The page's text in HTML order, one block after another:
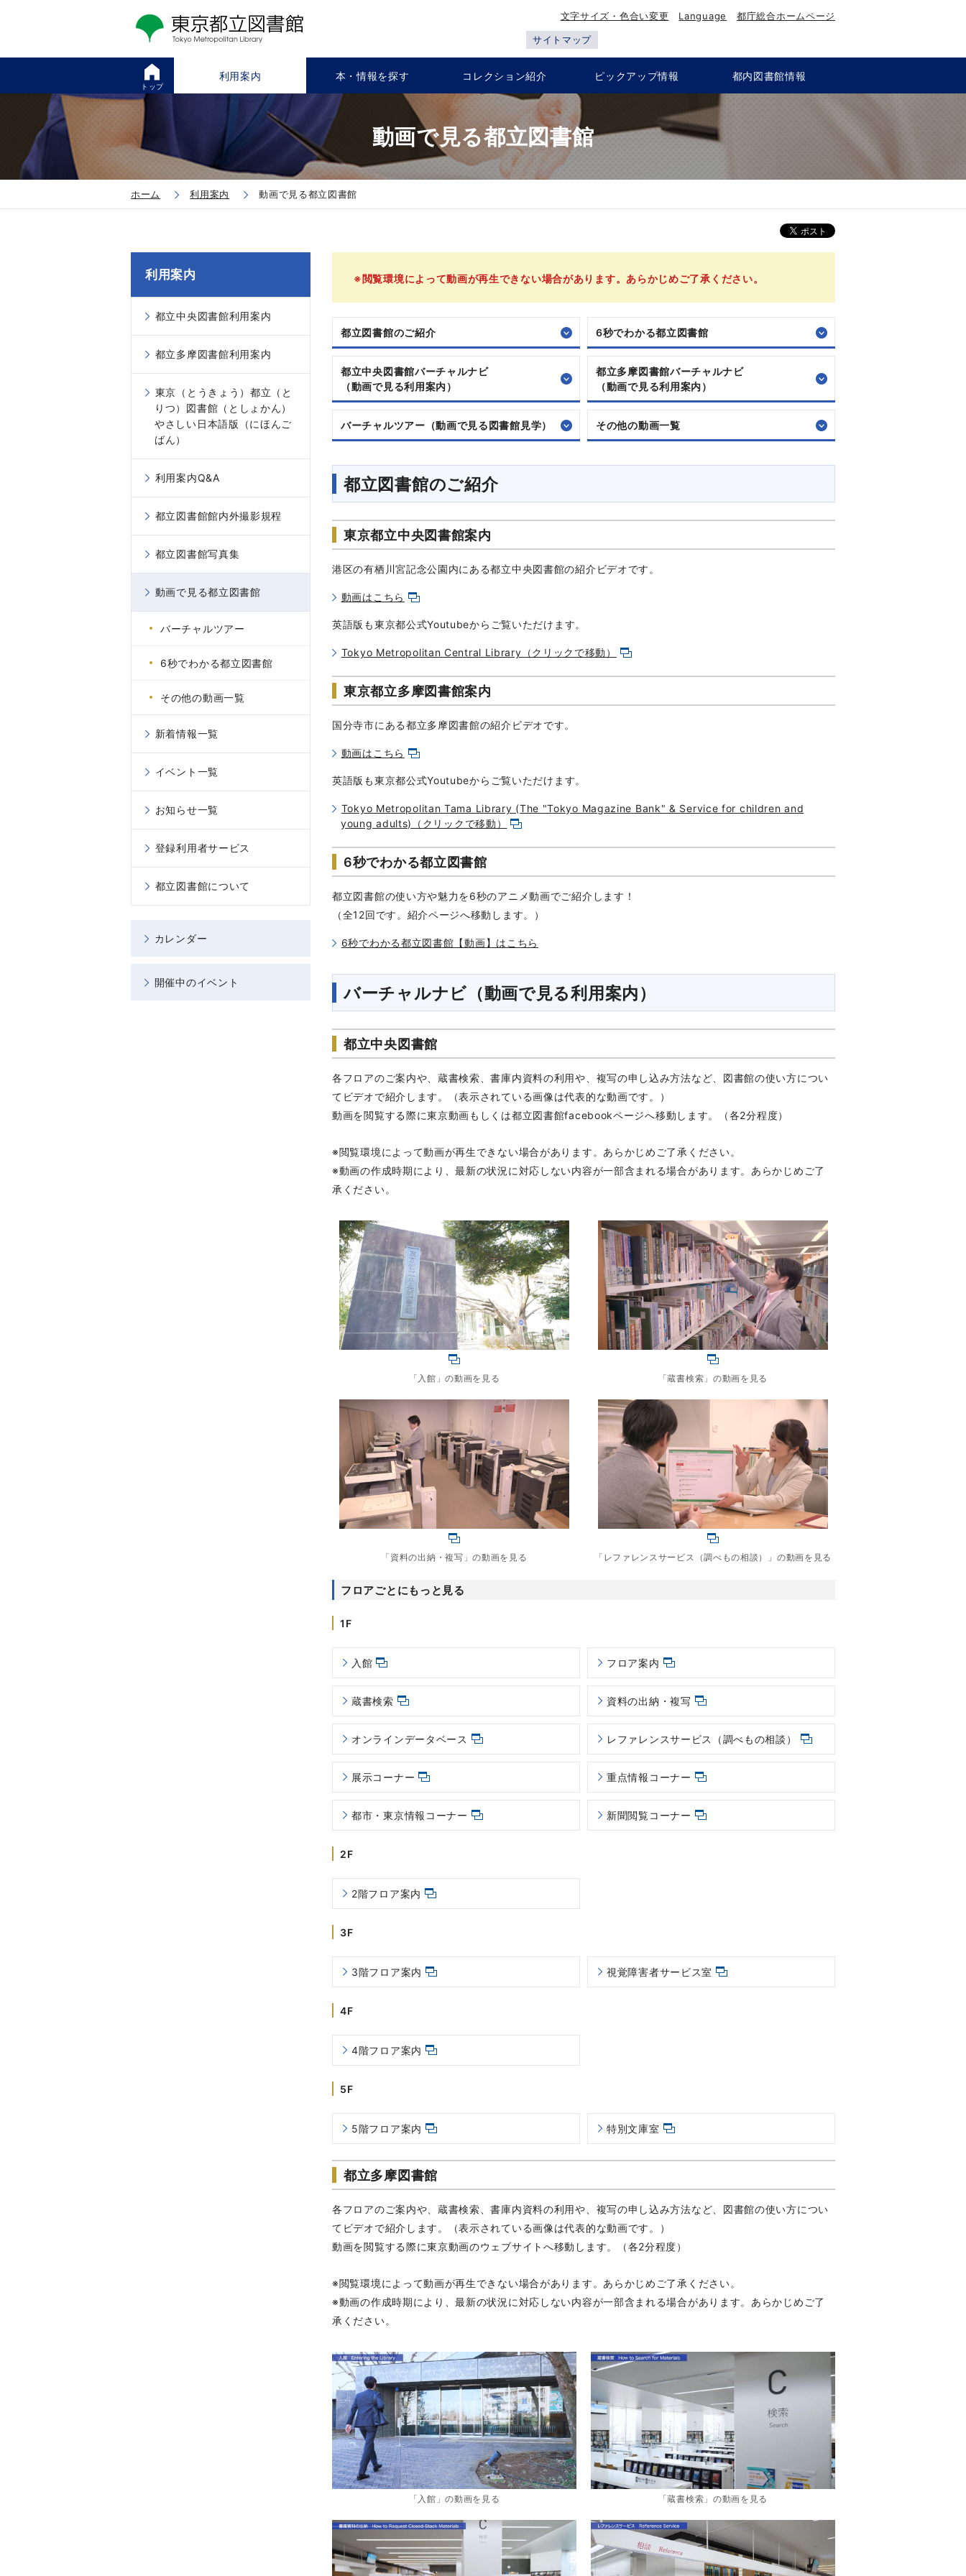
文字サイズ・色合い変更 Language 都庁総合ホームページ
サイトマップ
トップ
利用案内 本・情報を探す コレクション紹介 ピックアップ情報 都内図書館情報
動画で見る都立図書館
ホーム 利用案内 動画で見る都立図書館
※閲覧環境によって動画が再生できない場合があります。あらかじめご了承ください。
都立図書館のご紹介 6秒でわかる都立図書館
都立中央図書館バーチャルナビ
（動画で見る利用案内）
都立多摩図書館バーチャルナビ
（動画で見る利用案内）
バーチャルツアー（動画で見る図書館見学） その他の動画一覧
都立図書館のご紹介
東京都立中央図書館案内
港区の有栖川宮記念公園内にある都立中央図書館の紹介ビデオです。
動画はこちら
英語版も東京都公式Youtubeからご覧いただけます。
Tokyo Metropolitan Central Library（クリックで移動）
東京都立多摩図書館案内
国分寺市にある都立多摩図書館の紹介ビデオです。
動画はこちら
英語版も東京都公式Youtubeからご覧いただけます。
Tokyo Metropolitan Tama Library (The "Tokyo Magazine Bank" & Service for children and
young adults)（クリックで移動）
6秒でわかる都立図書館
都立図書館の使い方や魅力を6秒のアニメ動画でご紹介します！
（全12回です。紹介ページへ移動します。）
6秒でわかる都立図書館【動画】はこちら
バーチャルナビ（動画で見る利用案内）
都立中央図書館
各フロアのご案内や、蔵書検索、書庫内資料の利用や、複写の申し込み方法など、図書館の使い方につい
てビデオで紹介します。（表示されている画像は代表的な動画です。）
動画を閲覧する際に東京動画もしくは都立図書館facebookページへ移動します。（各2分程度）
※閲覧環境によって動画が再生できない場合があります。あらかじめご了承ください。
※動画の作成時期により、最新の状況に対応しない内容が一部含まれる場合があります。あらかじめご了
承ください。
「入館」の動画を見る 「蔵書検索」の動画を見る
「資料の出納・複写」の動画を見る 「レファレンスサービス（調べもの相談）」の動画を見る
フロアごとにもっと見る
1F
入館 フロア案内
蔵書検索 資料の出納・複写
オンラインデータベース レファレンスサービス（調べもの相談）
展示コーナー 重点情報コーナー
都市・東京情報コーナー 新聞閲覧コーナー
2F
2階フロア案内
3F
3階フロア案内 視覚障害者サービス室
4F
4階フロア案内
5F
5階フロア案内 特別文庫室
都立多摩図書館
各フロアのご案内や、蔵書検索、書庫内資料の利用や、複写の申し込み方法など、図書館の使い方につい
てビデオで紹介します。（表示されている画像は代表的な動画です。）
動画を閲覧する際に東京動画のウェブサイトへ移動します。（各2分程度）
※閲覧環境によって動画が再生できない場合があります。あらかじめご了承ください。
※動画の作成時期により、最新の状況に対応しない内容が一部含まれる場合があります。あらかじめご了
承ください。
「入館」の動画を見る 「蔵書検索」の動画を見る
利用案内
都立中央図書館利用案内
都立多摩図書館利用案内
東京（とうきょう）都立（と
りつ）図書館（としょかん）
やさしい日本語版（にほんご
ばん）
利用案内Q&A
都立図書館館内外撮影規程
都立図書館写真集
動画で見る都立図書館
バーチャルツアー
6秒でわかる都立図書館
その他の動画一覧
新着情報一覧
イベント一覧
お知らせ一覧
登録利用者サービス
都立図書館について
カレンダー
開催中のイベント